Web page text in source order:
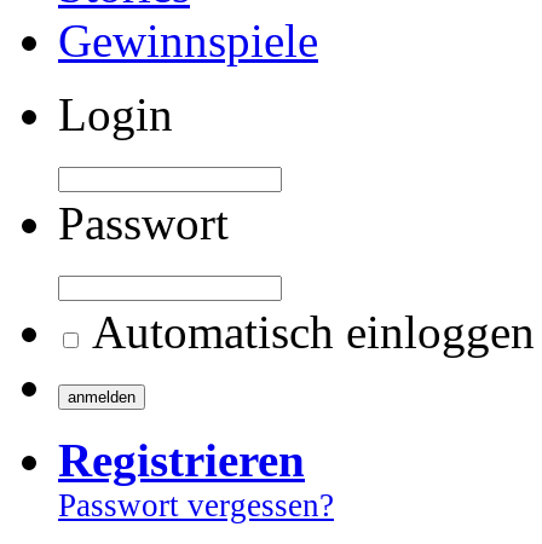
Gewinnspiele
Login
Passwort
Automatisch einloggen
Registrieren
Passwort vergessen?